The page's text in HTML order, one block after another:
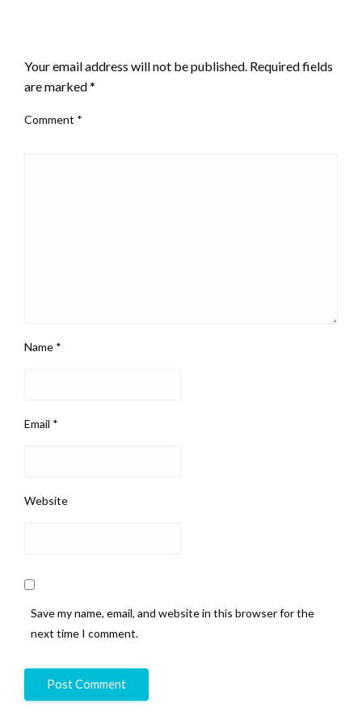
Your email address will not be published. Required fields
are marked*
Comment *
Name *
Email *
Website
Save my name, email, and website in this browser for the
next time I comment.